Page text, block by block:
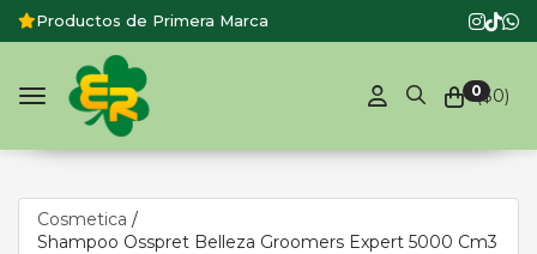
Productos de Primera Marca
0($0)
Toggle navigation
Cosmetica /
Shampoo Osspret Belleza Groomers Expert 5000 Cm3